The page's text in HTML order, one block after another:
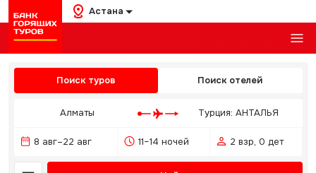
Астана
Поиск туров Поиск отелей
Алматы Турция: АНТАЛЬЯ
8 авг–22 авг 11–14 ночей 2 взр, 0 дет